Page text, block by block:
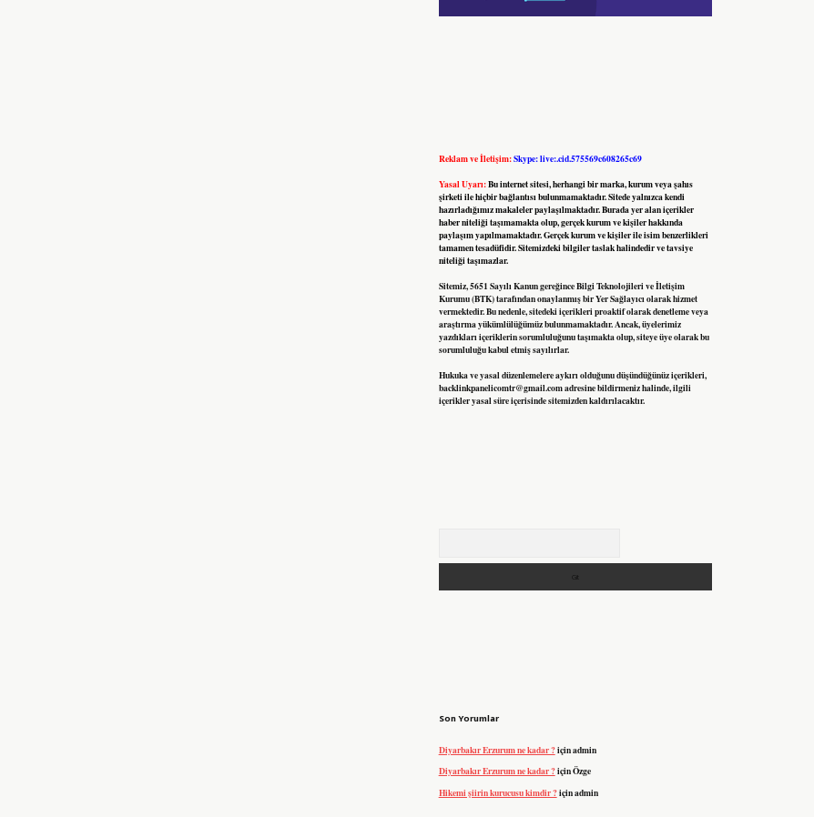
Reklam ve İletişim:Skype: live:.cid.575569c608265c69
Yasal Uyarı:Bu internet sitesi, herhangi bir marka, kurum veya şahıs
şirketi ile hiçbir bağlantısı bulunmamaktadır. Sitede yalnızca kendi
hazırladığımız makaleler paylaşılmaktadır. Burada yer alan içerikler
haber niteliği taşımamakta olup, gerçek kurum ve kişiler hakkında
paylaşım yapılmamaktadır. Gerçek kurum ve kişiler ile isim benzerlikleri
tamamen tesadüfidir. Sitemizdeki bilgiler taslak halindedir ve tavsiye
niteliği taşımazlar.
Sitemiz, 5651 Sayılı Kanun gereğince Bilgi Teknolojileri ve İletişim
Kurumu (BTK) tarafından onaylanmış bir Yer Sağlayıcı olarak hizmet
vermektedir. Bu nedenle, sitedeki içerikleri proaktif olarak denetleme veya
araştırma yükümlülüğümüz bulunmamaktadır. Ancak, üyelerimiz
yazdıkları içeriklerin sorumluluğunu taşımakta olup, siteye üye olarak bu
sorumluluğu kabul etmiş sayılırlar.
Hukuka ve yasal düzenlemelere aykırı olduğunu düşündüğünüz içerikleri,
backlinkpanelicomtr@gmail.comadresine bildirmeniz halinde, ilgili
içerikler yasal süre içerisinde sitemizden kaldırılacaktır.
Son Yorumlar
Diyarbakır Erzurum ne kadar ?içinadmin
Diyarbakır Erzurum ne kadar ?içinÖzge
Hikemi şiirin kurucusu kimdir ?içinadmin